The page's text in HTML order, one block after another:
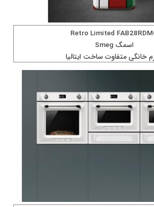
Retro Limited
اسمگ Smeg
خانگی متفاوت ساخت ايتاليا